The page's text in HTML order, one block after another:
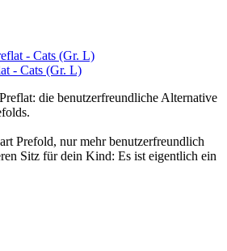
- Cats (Gr. L)
die benutzerfreundliche Alternative
Prefold, nur mehr benutzerfreundlich
Sitz für dein Kind: Es ist eigentlich ein